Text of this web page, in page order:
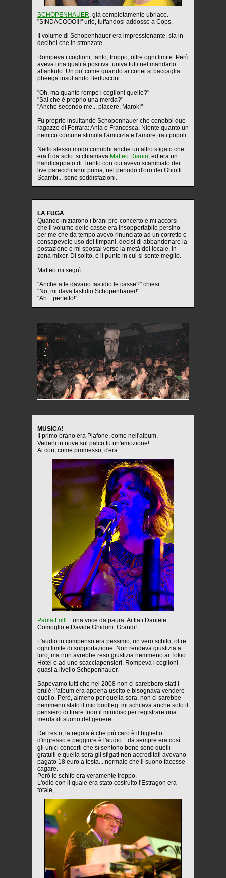
SCHOPENHAUER, già completamente ubriaco.
"SINDACOOO!!!" urlò, tuffandosi addosso a Cops.
Il volume di Schopenhauer era impressionante, sia in
decibel che in stronzate.
Rompeva i coglioni, tanto, troppo, oltre ogni limite. Però
aveva una qualità positiva: univa tutti nel mandarlo
affankulo. Un po' come quando ai cortei si baccaglia
pheega insultando Berlusconi.
"Oh, ma quanto rompe i coglioni quello?"
"Sai che è proprio una merda?"
"Anche secondo me... piacere, Marok!"
Fu proprio insultando Schopenhauer che conobbi due
ragazze di Ferrara:Ania e Francesca. Niente quanto un
nemico comune stimola l'amicizia e l'amore tra i popoli.
Nello stesso modo conobbi anche un altro sfigato che
era lì da solo: si chiamava Matteo Dianin, ed era un
handicappato di Trento con cui avevo scambiato dei
live parecchi anni prima, nel periodo d'oro dei Ghiotti
Scambi... sono soddisfazioni.
LA FUGA
Quando iniziarono i brani pre-concerto e mi accorsi
che il volume delle casse era insopportabile persino
per me che da tempo avevo rinunciato ad un corretto e
consapevole uso dei timpani, decisi di abbandonare la
postazione e mi spostai verso la metà del locale, in
zona mixer. Di solito, è il punto in cui si sente meglio.
Matteo mi seguì.
"Anche a te davano fastidio le casse?" chiesi.
"No, mi dava fastidio Schopenhauer!"
"Ah... perfetto!"
MUSICA!
Il primo brano era Plafone, come nell'album.
Vederli in nove sul palco fu un'emozione!
Ai cori, come promesso, c'era
Paola Folli... una voce da paura. Ai fiati Daniele
Comoglio e Davide Ghidoni. Grandi!
L'audio in compenso era pessimo, un vero schifo, oltre
ogni limite di sopportazione. Non rendeva giustizia a
loro, ma non avrebbe reso giustizia nemmeno ai Tokio
Hotel o ad uno scacciapensieri. Rompeva i coglioni
quasi a livello Schopenhauer.
Sapevamo tutti che nel 2008 non ci sarebbero stati i
brulé: l'album era appena uscito e bisognava vendere
quello. Però, almeno per quella sera, non ci sarebbe
nemmeno stato il mio bootleg: mi schifava anche solo il
pensiero di tirare fuori il minidisc per registrare una
merda di suono del genere.
Del resto, la regola è che più caro è il biglietto
d'ingresso e peggiore è l'audio... da sempre era così:
gli unici concerti che si sentono bene sono quelli
gratuiti e quella sera gli sfigati non accreditati avevano
pagato 18 euro a testa... normale che il suono facesse
cagare.
Però lo schifo era veramente troppo.
L'odio con il quale era stato costruito l'Estragon era
totale,